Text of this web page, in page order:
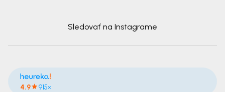
Sledovať na Instagrame
4.9 915×